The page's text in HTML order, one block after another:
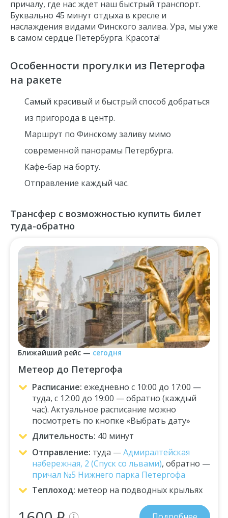
причалу, где нас ждет наш быстрый транспорт.
Буквально 45 минут отдыха в кресле и
наслаждения видами Финского залива. Ура, мы уже
в самом сердце Петербурга. Красота!
Особенности прогулки из Петергофа
на ракете
Самый красивый и быстрый способ добраться
из пригорода в центр.
Маршрут по Финскому заливу мимо
современной панорамы Петербурга.
Кафе-бар на борту.
Отправление каждый час.
Трансфер с возможностью купить билет
туда-обратно
Ближайший рейс — сегодня
Метеор до Петергофа
Расписание: ежедневно с 10:00 до 17:00 —
туда, с 12:00 до 19:00 — обратно (каждый
час). Актуальное расписание можно
посмотреть по кнопке «Выбрать дату»
Длительность: 40 минут
Отправление: туда —Адмиралтейская
набережная, 2 (Спуск со львами), обратно —
причал №5 Нижнего парка Петергофа
Теплоход: метеор на подводных крыльях